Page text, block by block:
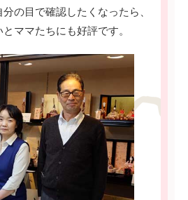
の目で確認したくなったら、
ママたちにも好評です。